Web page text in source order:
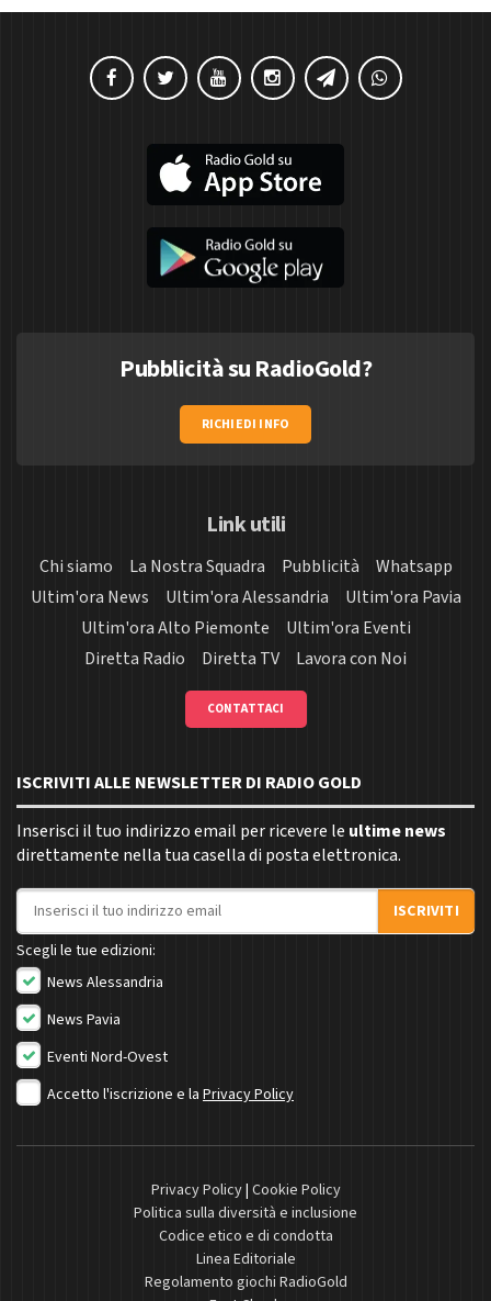
Pubblicità su RadioGold?
RICHIEDI INFO
Link utili
Chi siamo La Nostra Squadra Pubblicità
Whatsapp
Ultim'ora News
Ultim'ora Alessandria
Ultim'ora Pavia
Ultim'ora Alto Piemonte
Ultim'ora Eventi
Diretta Radio
Diretta TV Lavora con Noi
CONTATTACI
ISCRIVITI ALLE NEWSLETTER DI RADIO GOLD
Inserisci il tuo indirizzo email per ricevere le ultime news
direttamente nella tua casella di posta elettronica.
Indirizzo email
ISCRIVITI
Scegli le tue edizioni:
News Alessandria
News Pavia
Eventi Nord-Ovest
Accetto l'iscrizione e la Privacy Policy
Privacy Policy| Cookie Policy
Politica sulla diversità e inclusione
Codice etico e di condotta
Linea Editoriale
Regolamento giochi RadioGold